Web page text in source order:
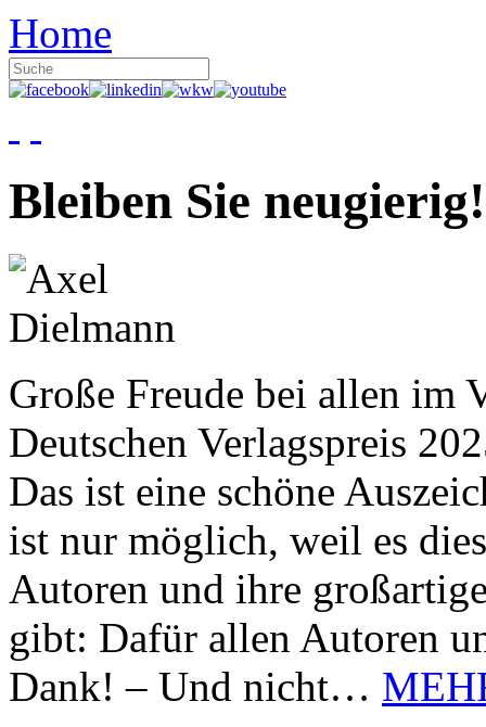
Home
Bleiben Sie neugierig!
Große Freude bei allen im
Deutschen Verlagspreis
Das ist eine schöne
ist nur möglich, weil es
Autoren und ihre
gibt: Dafür allen Autoren
Dank! – Und nicht…